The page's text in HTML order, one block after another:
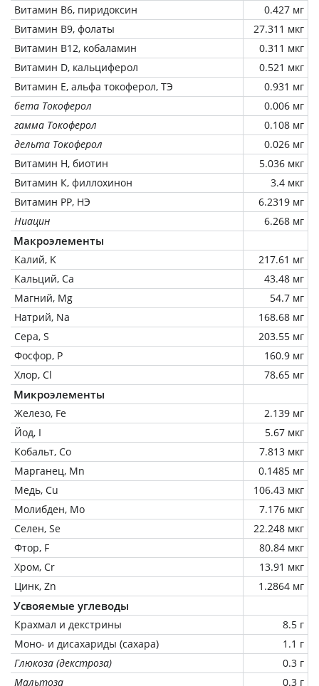
Витамин В6, пиридоксин
0.427 мг
Витамин В9, фолаты
27.311 мкг
Витамин В12, кобаламин
0.311 мкг
Витамин D, кальциферол
0.521 мкг
Витамин Е, альфа токоферол, ТЭ
0.931 мг
бета Токоферол
0.006 мг
гамма Токоферол
0.108 мг
дельта Токоферол
0.026 мг
Витамин Н, биотин
5.036 мкг
Витамин К, филлохинон
3.4 мкг
Витамин РР, НЭ
6.2319 мг
Ниацин
6.268 мг
Макроэлементы
Калий, K
217.61 мг
Кальций, Ca
43.48 мг
Магний, Mg
54.7 мг
Натрий, Na
168.68 мг
Сера, S
203.55 мг
Фосфор, P
160.9 мг
Хлор, Cl
78.65 мг
Микроэлементы
Железо, Fe
2.139 мг
Йод, I
5.67 мкг
Кобальт, Co
7.813 мкг
Марганец, Mn
0.1485 мг
Медь, Cu
106.43 мкг
Молибден, Mo
7.176 мкг
Селен, Se
22.248 мкг
Фтор, F
80.84 мкг
Хром, Cr
13.91 мкг
Цинк, Zn
1.2864 мг
Усвояемые углеводы
Крахмал и декстрины
8.5 г
Моно- и дисахариды (сахара)
1.1 г
Глюкоза (декстроза)
0.3 г
Мальтоза
0.3 г